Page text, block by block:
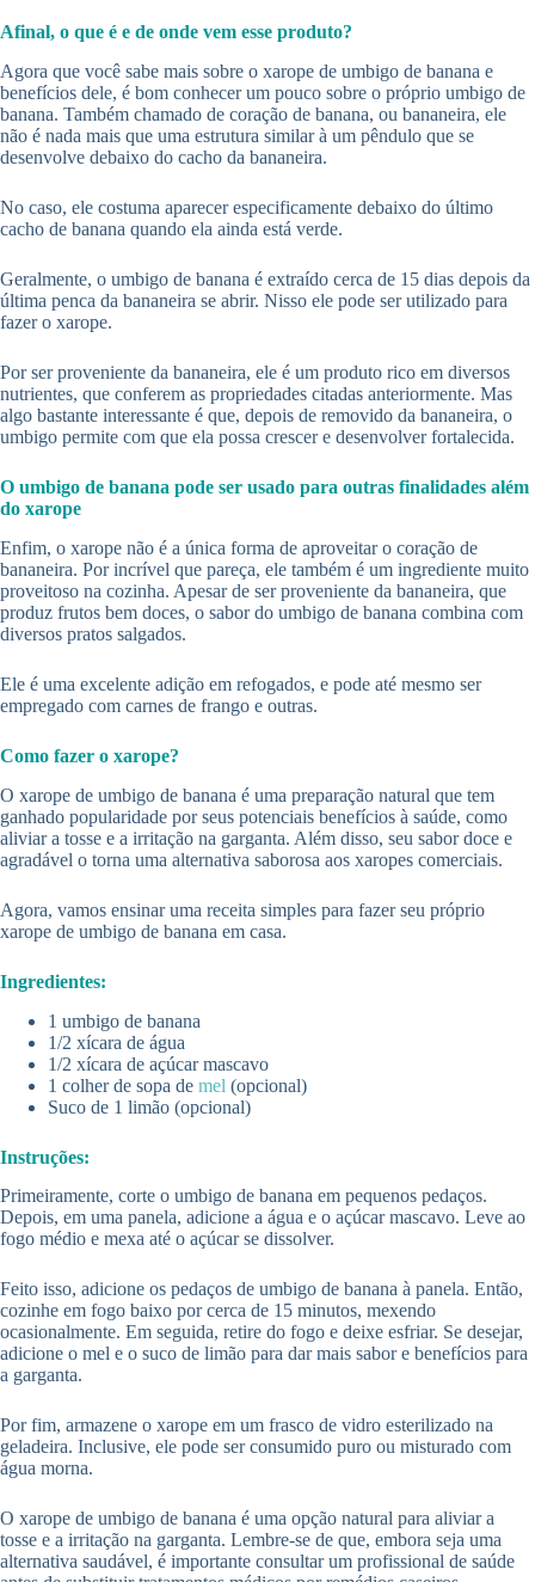
Afinal, o que é e de onde vem esse produto?
Agora que você sabe mais sobre o xarope de umbigo de banana e
benefícios dele, é bom conhecer um pouco sobre o próprio umbigo de
banana. Também chamado de coração de banana, ou bananeira, ele
não é nada mais que uma estrutura similar à um pêndulo que se
desenvolve debaixo do cacho da bananeira.
No caso, ele costuma aparecer especificamente debaixo do último
cacho de banana quando ela ainda está verde.
Geralmente, o umbigo de banana é extraído cerca de 15 dias depois da
última penca da bananeira se abrir. Nisso ele pode ser utilizado para
fazer o xarope.
Por ser proveniente da bananeira, ele é um produto rico em diversos
nutrientes, que conferem as propriedades citadas anteriormente. Mas
algo bastante interessante é que, depois de removido da bananeira, o
umbigo permite com que ela possa crescer e desenvolver fortalecida.
O umbigo de banana pode ser usado para outras finalidades além
do xarope
Enfim, o xarope não é a única forma de aproveitar o coração de
bananeira. Por incrível que pareça, ele também é um ingrediente muito
proveitoso na cozinha. Apesar de ser proveniente da bananeira, que
produz frutos bem doces, o sabor do umbigo de banana combina com
diversos pratos salgados.
Ele é uma excelente adição em refogados, e pode até mesmo ser
empregado com carnes de frango e outras.
Como fazer o xarope?
O xarope de umbigo de banana é uma preparação natural que tem
ganhado popularidade por seus potenciais benefícios à saúde, como
aliviar a tosse e a irritação na garganta. Além disso, seu sabor doce e
agradável o torna uma alternativa saborosa aos xaropes comerciais.
Agora, vamos ensinar uma receita simples para fazer seu próprio
xarope de umbigo de banana em casa.
Ingredientes:
1 umbigo de banana
1/2 xícara de água
1/2 xícara de açúcar mascavo
1 colher de sopa de mel (opcional)
Suco de 1 limão (opcional)
Instruções:
Primeiramente, corte o umbigo de banana em pequenos pedaços.
Depois, em uma panela, adicione a água e o açúcar mascavo. Leve ao
fogo médio e mexa até o açúcar se dissolver.
Feito isso, adicione os pedaços de umbigo de banana à panela. Então,
cozinhe em fogo baixo por cerca de 15 minutos, mexendo
ocasionalmente. Em seguida, retire do fogo e deixe esfriar. Se desejar,
adicione o mel e o suco de limão para dar mais sabor e benefícios para
a garganta.
Por fim, armazene o xarope em um frasco de vidro esterilizado na
geladeira. Inclusive, ele pode ser consumido puro ou misturado com
água morna.
O xarope de umbigo de banana é uma opção natural para aliviar a
tosse e a irritação na garganta. Lembre-se de que, embora seja uma
alternativa saudável, é importante consultar um profissional de saúde